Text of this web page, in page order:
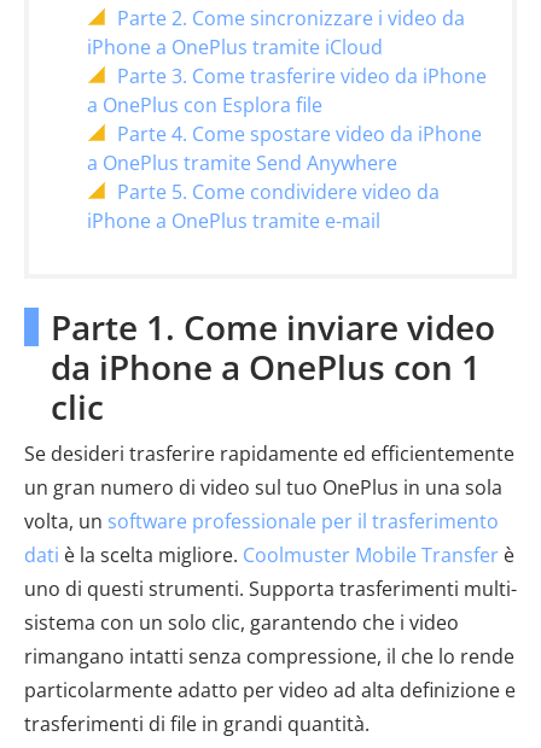
Parte 2. Come sincronizzare i video da
iPhone a OnePlus tramite iCloud
Parte 3. Come trasferire video da iPhone
a OnePlus con Esplora file
Parte 4. Come spostare video da iPhone
a OnePlus tramite Send Anywhere
Parte 5. Come condividere video da
iPhone a OnePlus tramite e-mail
Parte 1. Come inviare video
da iPhone a OnePlus con 1
clic
Se desideri trasferire rapidamente ed efficientemente
un gran numero di video sul tuo OnePlus in una sola
volta, un software professionale per il trasferimento
dati è la scelta migliore. Coolmuster Mobile Transfer è
uno di questi strumenti. Supporta trasferimenti multi-
sistema con un solo clic, garantendo che i video
rimangano intatti senza compressione, il che lo rende
particolarmente adatto per video ad alta definizione e
trasferimenti di file in grandi quantità.